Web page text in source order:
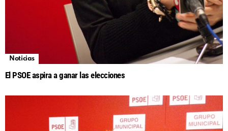
Noticias
El PSOE aspira a ganar las elecciones